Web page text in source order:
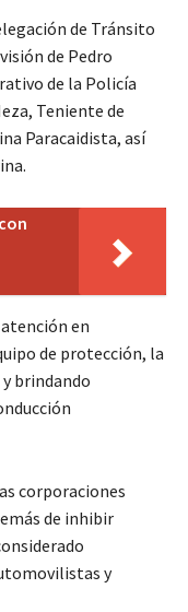
de Tránsito
de Pedro
de la Policía
Teniente de
Paracaidista, así
en
de protección, la
brindando
corporaciones
de inhibir
y